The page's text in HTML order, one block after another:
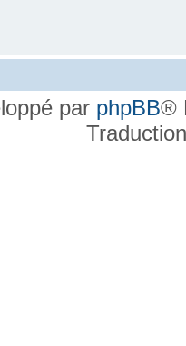
par phpBB®